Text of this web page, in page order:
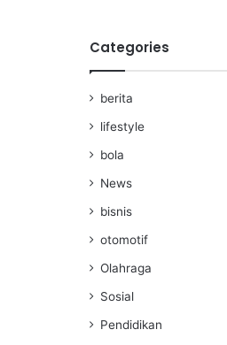
Categories
berita
lifestyle
bola
News
bisnis
otomotif
Olahraga
Sosial
Pendidikan